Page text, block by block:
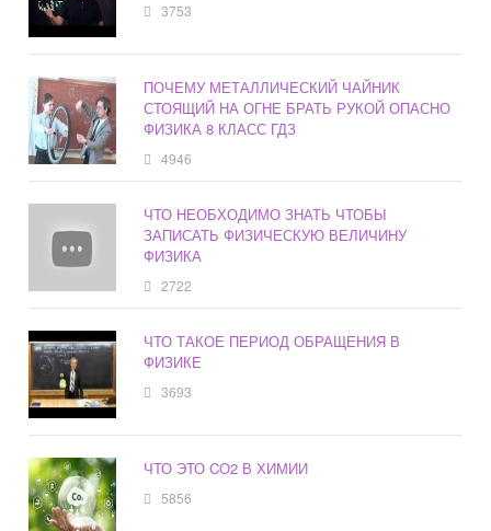
3753
ПОЧЕМУ МЕТАЛЛИЧЕСКИЙ ЧАЙНИК
СТОЯЩИЙ НА ОГНЕ БРАТЬ РУКОЙ ОПАСНО
ФИЗИКА 8 КЛАСС ГДЗ
4946
ЧТО НЕОБХОДИМО ЗНАТЬ ЧТОБЫ
ЗАПИСАТЬ ФИЗИЧЕСКУЮ ВЕЛИЧИНУ
ФИЗИКА
2722
ЧТО ТАКОЕ ПЕРИОД ОБРАЩЕНИЯ В
ФИЗИКЕ
3693
ЧТО ЭТО CO2 В ХИМИИ
5856